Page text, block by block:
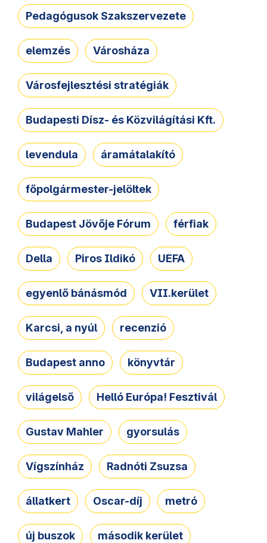
Pedagógusok Szakszervezete
elemzés Városháza
Városfejlesztési stratégiák
Budapesti Dísz- és Közvilágítási Kft.
levendula áramátalakító
főpolgármester-jelöltek
Budapest Jövője Fórum férfiak
Della Piros Ildikó UEFA
egyenlő bánásmód VII.kerület
Karcsi, a nyúl recenzió
Budapest anno könyvtár
világelső Helló Európa! Fesztivál
Gustav Mahler gyorsulás
Vígszínház Radnóti Zsuzsa
állatkert Oscar-díj metró
új buszok második kerület